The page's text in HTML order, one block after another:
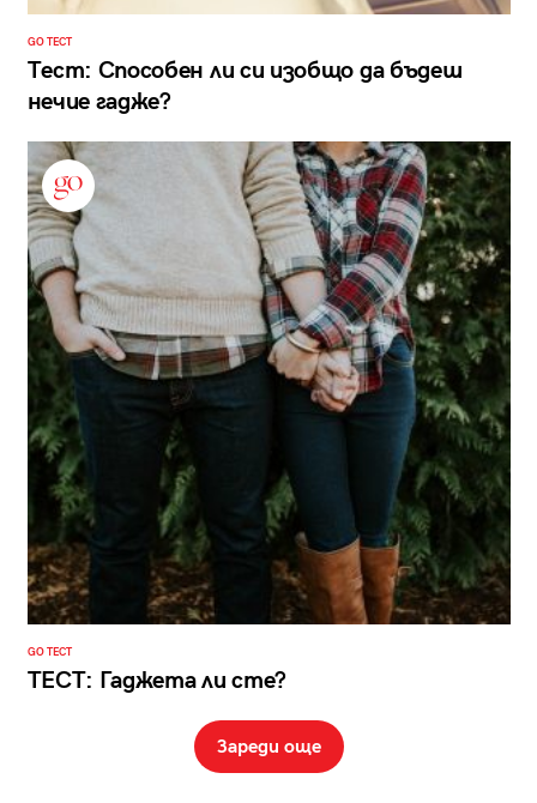
GO ТЕСТ
Тест: Способен ли си изобщо да бъдеш
нечие гадже?
GO ТЕСТ
ТЕСТ: Гаджета ли сте?
Зареди още